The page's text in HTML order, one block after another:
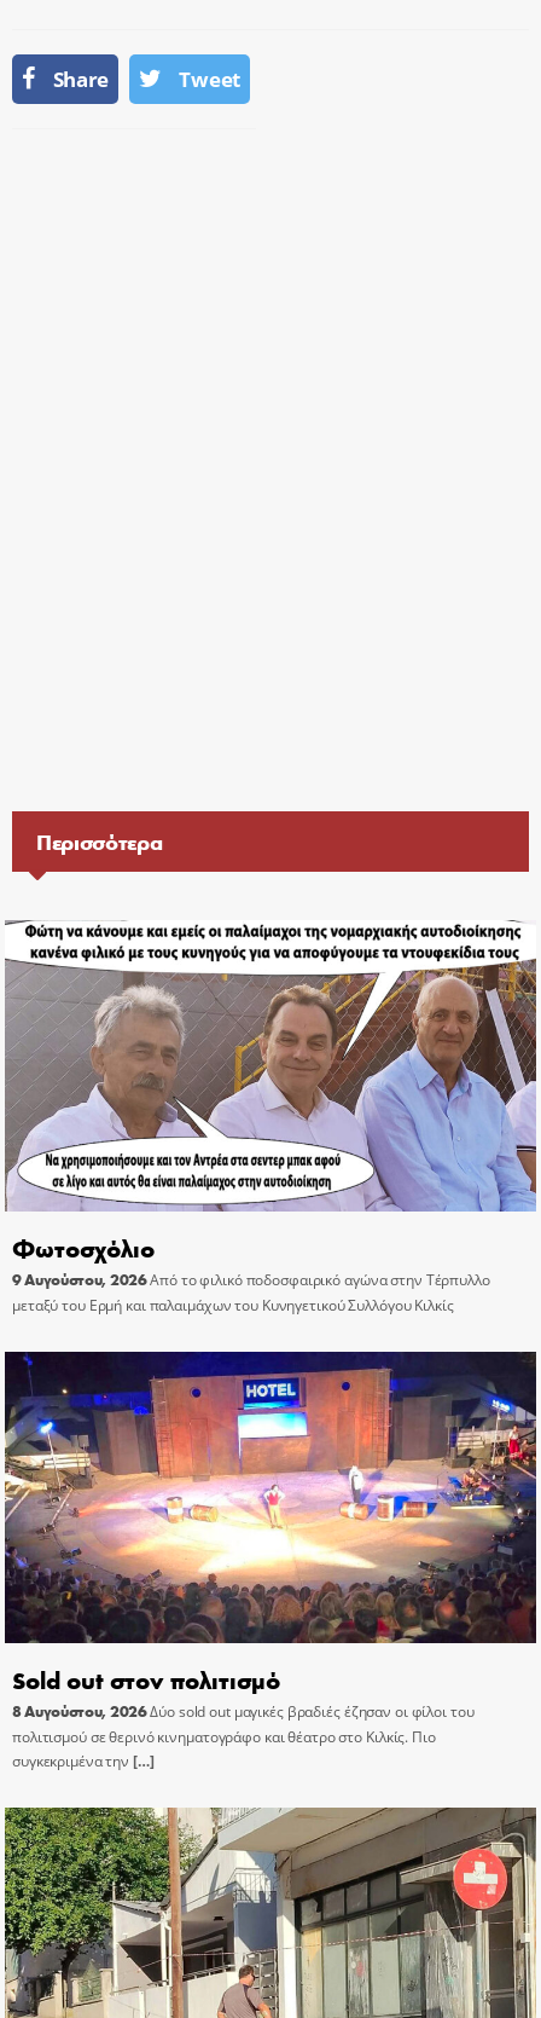
Share Tweet
Περισσότερα
Φωτοσχόλιο
9 Αυγούστου, 2026Από το φιλικό ποδοσφαιρικό αγώνα στην Τέρπυλλο
μεταξύ του Ερμή και παλαιμάχων του Κυνηγετικού Συλλόγου Κιλκίς
Sold out στον πολιτισμό
8 Αυγούστου, 2026Δύο sold out μαγικές βραδιές έζησαν οι φίλοι του
πολιτισμού σε θερινό κινηματογράφο και θέατρο στο Κιλκίς. Πιο
συγκεκριμένα την […]